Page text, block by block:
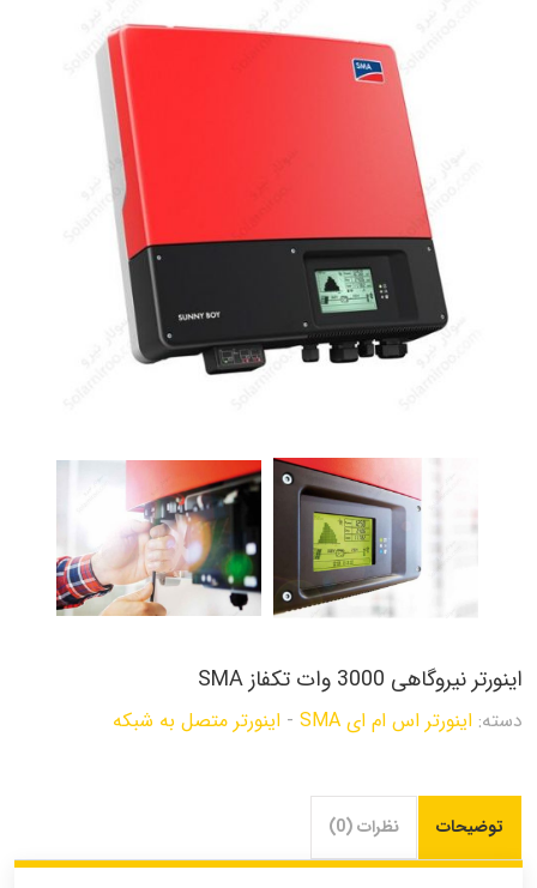
اینورتر نیروگاهی 3000 وات تکفاز SMA
دسته: اینورتر اس ام ای SMA - اینورتر متصل به شبکه
توضیحات نظرات (0)